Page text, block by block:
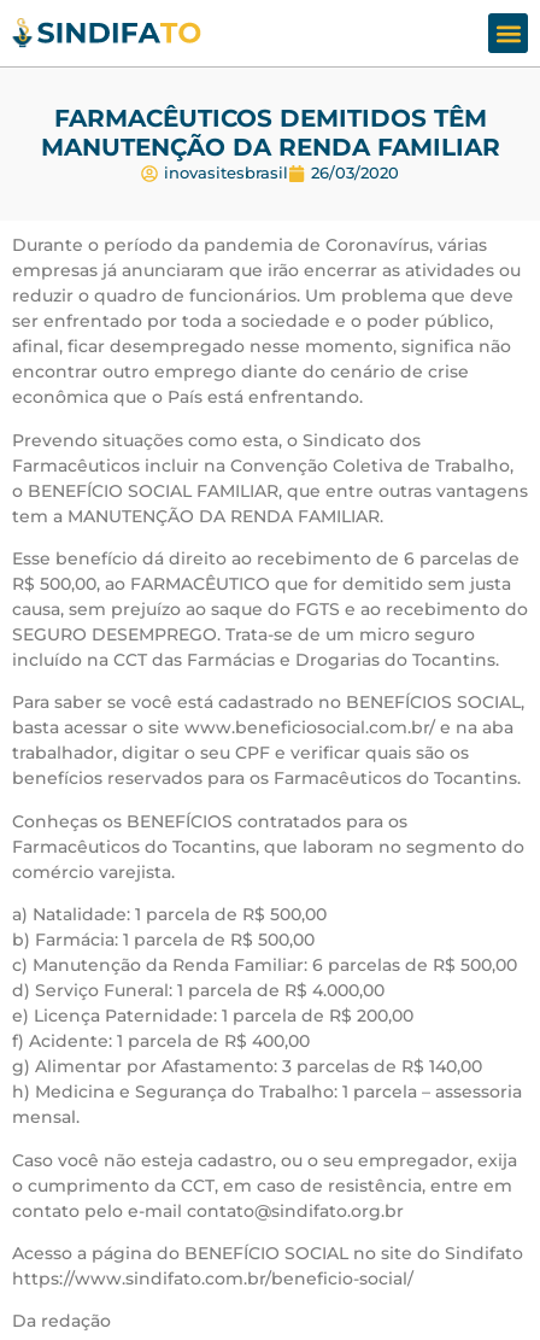
FARMACÊUTICOS DEMITIDOS TÊM
MANUTENÇÃO DA RENDA FAMILIAR
inovasitesbrasil 26/03/2020
Durante o período da pandemia de Coronavírus, várias
empresas já anunciaram que irão encerrar as atividades ou
reduzir o quadro de funcionários. Um problema que deve
ser enfrentado por toda a sociedade e o poder público,
afinal, ficar desempregado nesse momento, significa não
encontrar outro emprego diante do cenário de crise
econômica que o País está enfrentando.
Prevendo situações como esta, o Sindicato dos
Farmacêuticos incluir na Convenção Coletiva de Trabalho,
o BENEFÍCIO SOCIAL FAMILIAR, que entre outras vantagens
tem a MANUTENÇÃO DA RENDA FAMILIAR.
Esse benefício dá direito ao recebimento de 6 parcelas de
R$ 500,00, ao FARMACÊUTICO que for demitido sem justa
causa, sem prejuízo ao saque do FGTS e ao recebimento do
SEGURO DESEMPREGO. Trata-se de um micro seguro
incluído na CCT das Farmácias e Drogarias do Tocantins.
Para saber se você está cadastrado no BENEFÍCIOS SOCIAL,
basta acessar o site www.beneficiosocial.com.br/ e na aba
trabalhador, digitar o seu CPF e verificar quais são os
benefícios reservados para os Farmacêuticos do Tocantins.
Conheças os BENEFÍCIOS contratados para os
Farmacêuticos do Tocantins, que laboram no segmento do
comércio varejista.
a) Natalidade: 1 parcela de R$ 500,00
b) Farmácia: 1 parcela de R$ 500,00
c) Manutenção da Renda Familiar: 6 parcelas de R$ 500,00
d) Serviço Funeral: 1 parcela de R$ 4.000,00
e) Licença Paternidade: 1 parcela de R$ 200,00
f) Acidente: 1 parcela de R$ 400,00
g) Alimentar por Afastamento: 3 parcelas de R$ 140,00
h) Medicina e Segurança do Trabalho: 1 parcela – assessoria
mensal.
Caso você não esteja cadastro, ou o seu empregador, exija
o cumprimento da CCT, em caso de resistência, entre em
contato pelo e-mail contato@sindifato.org.br
Acesso a página do BENEFÍCIO SOCIAL no site do Sindifato
https://www.sindifato.com.br/beneficio-social/
Da redação